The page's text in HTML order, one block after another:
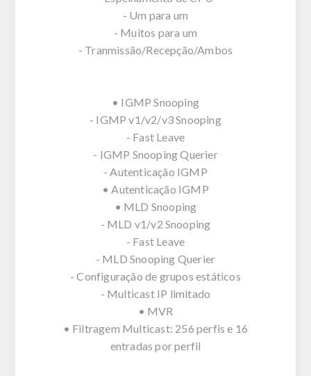
- Um para um
- Muitos para um
- Tranmissão/Recepção/Ambos
• IGMP Snooping
- IGMP v1/v2/v3 Snooping
- Fast Leave
- IGMP Snooping Querier
- Autenticação IGMP
• Autenticação IGMP
• MLD Snooping
- MLD v1/v2 Snooping
- Fast Leave
- MLD Snooping Querier
- Configuração de grupos estáticos
- Multicast IP limitado
• MVR
• Filtragem Multicast: 256 perfis e 16
entradas por perfil